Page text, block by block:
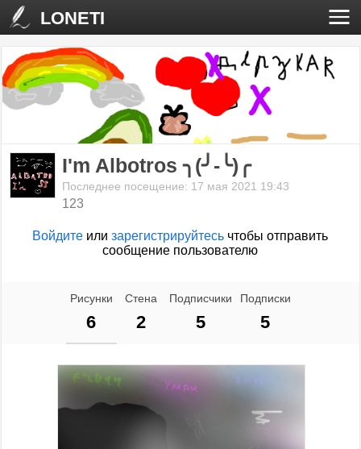
LONETI
I'm Albotros ╮(╯-╰)╭
Последнее посещение: 17 мая 2021 19:43
123
Войдите илизарегистрируйтесь чтобы отправить
сообщение пользователю
Рисунки
6
Стена
2
Подписчики
5
Подписки
5